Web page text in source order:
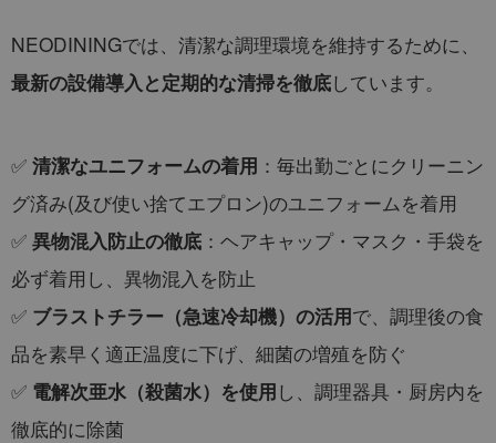
NEODININGでは、清潔な調理環境を維持するために、
最新の設備導入と定期的な清掃を徹底しています。
✅ 清潔なユニフォームの着用 ：毎出勤ごとにクリーニン
グ済み(及び使い捨てエプロン)のユニフォームを着用
✅ 異物混入防止の徹底 ：ヘアキャップ・マスク・手袋を
必ず着用し、異物混入を防止
✅ ブラストチラー（急速冷却機）の活用で、調理後の食
品を素早く適正温度に下げ、細菌の増殖を防ぐ
✅ 電解次亜水（殺菌水）を使用し、調理器具・厨房内を
徹底的に除菌